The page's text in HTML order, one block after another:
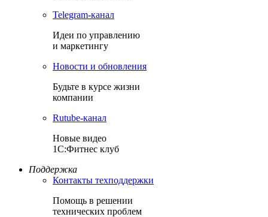
Теlegram-канал
Идеи по управлению
и маркетингу
Новости и обновления
Будьте в курсе жизни
компании
Rutube-канал
Новые видео
1С:Фитнес клуб
Поддержка
Контакты техподдержки
Помощь в решении
технических проблем